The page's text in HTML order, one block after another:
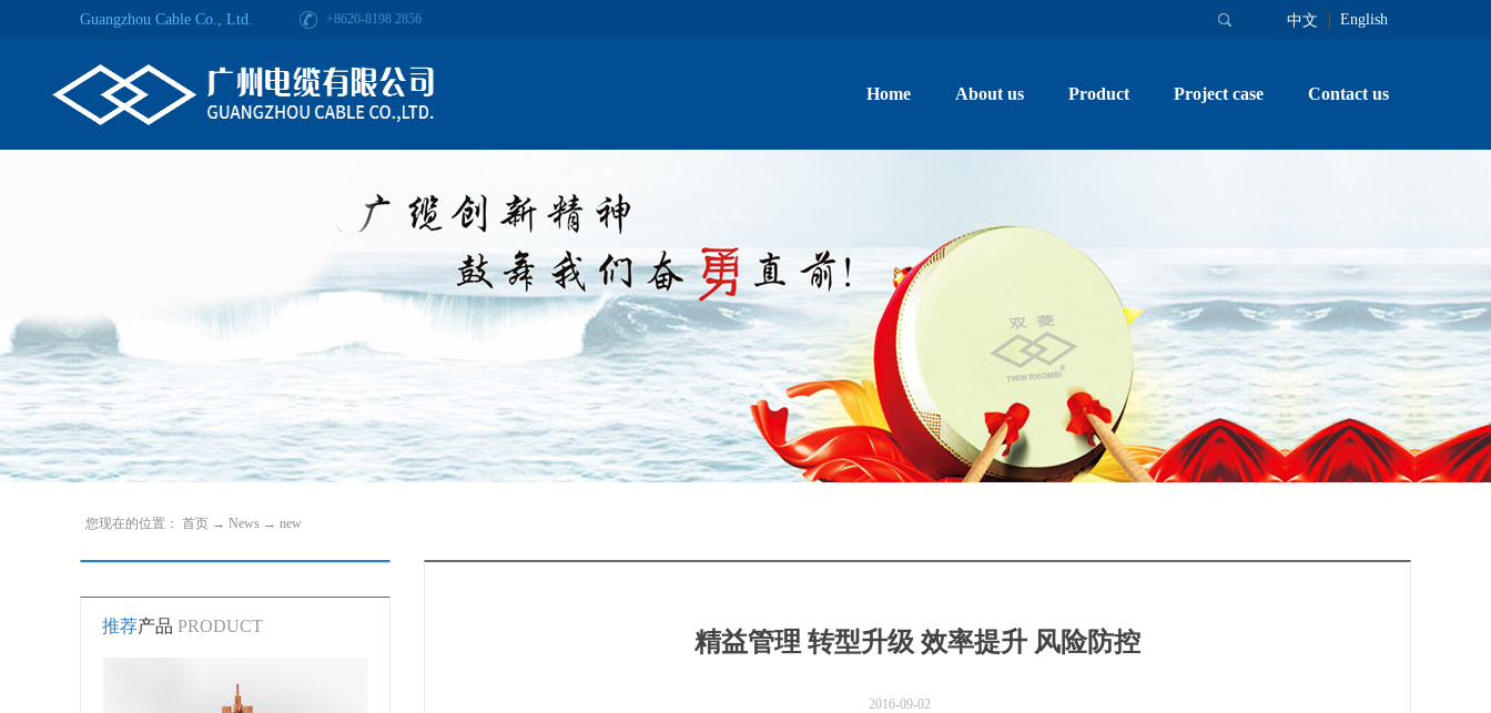
Guangzhou Cable Co., Ltd. +8620-8198 2856 中文 English
Home About us Product Project case Contact us
推荐产品 PRODUCT
您现在的位置： 首页 → News → new
精益管理 转型升级 效率提升 风险防控
2016-09-02